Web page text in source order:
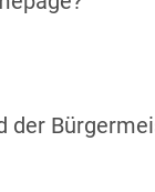
der